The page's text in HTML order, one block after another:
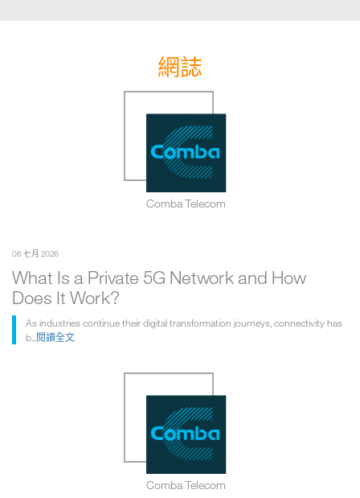
Small Cell for High-Density Indoor
Connectivity in Enterprises
RU Platform
網誌
Comba Telecom
06 七月 2026
What Is a Private 5G Network and How
Does It Work?
As industries continue their digital transformation journeys, connectivity has
b...閱讀全文
Comba Telecom